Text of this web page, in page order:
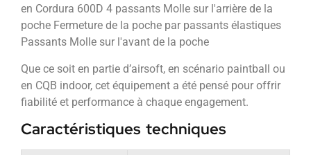
en Cordura 600D 4 passants Molle sur l'arrière de la
poche Fermeture de la poche par passants élastiques
Passants Molle sur l'avant de la poche
Que ce soit en partie d’airsoft, en scénario paintball ou
en CQB indoor, cet équipement a été pensé pour offrir
fiabilité et performance à chaque engagement.
Caractéristiques techniques